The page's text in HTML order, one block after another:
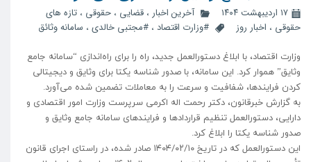
۱۷ اردیبهشت ۱۴۰۴ آخرین اخبار ، قضایی ، حقوقی ، تازه های
حقوقی ، اخبار روز #وزارت اقتصاد ، #مجتبی خالدی ، سامانه وثائق
وزارت اقتصاد، با ابلاغ دستورالعمل جدید، راه را برای راه‌اندازی “سامانه جامع
وثایق” هموار کرد. این سامانه، با صدور شناسه یکتا برای وثایق و دیجیتالی
کردن فرایندها، شفافیت و سرعت را به معاملات تضمین شده می‌آورد.
به گزارش خبرقانون، دکتر رحمت اله اکرمی سرپرست وزارت امور اقتصادی و
دارایی، دستورالعمل تنظیم قراردادها و فرایندهای سامانه جامع وثایق و
صدور شناسه یکتا را ابلاغ کرد.
این دستورالعمل که در تاریخ ۱۴۰۴/۰۲/۱۰ صادر شده، در راستای اجرای قانون